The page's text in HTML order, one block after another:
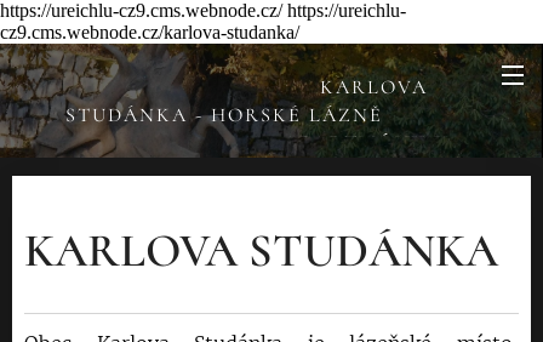
https://ureichlu-cz9.cms.webnode.cz/ https://ureichlu-
cz9.cms.webnode.cz/karlova-studanka/
KARLOVA
STUDÁNKA - HORSKÉ LÁZNĚ
APARTMÁNY U
REICHLŮ
KARLOVA STUDÁNKA